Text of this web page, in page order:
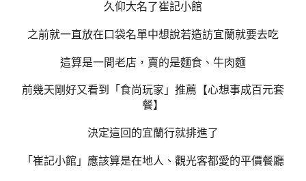
久仰大名了崔記小館
之前就一直放在口袋名單中想說若造訪宜蘭就要去吃
這算是一間老店，賣的是麵食、牛肉麵
前幾天剛好又看到「食尚玩家」推薦【心想事成百元套
餐】
決定這回的宜蘭行就排進了
「崔記小館」應該算是在地人、觀光客都愛的平價餐廳